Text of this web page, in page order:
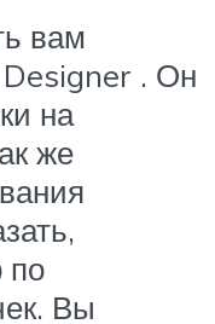
вам
. Он
на
же
по
Вы